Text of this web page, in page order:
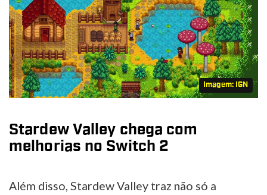
Imagem: IGN
Stardew Valley chega com
melhorias no Switch 2
Além disso, Stardew Valley traz não só a